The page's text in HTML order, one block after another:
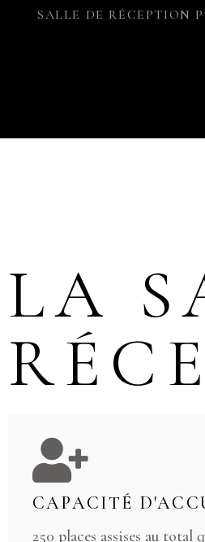
SALLE DE RÉCEPTION
LA
CAPACITÉ
250 places assises au total